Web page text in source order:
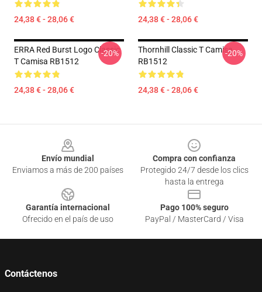
24,38 € - 28,06 € 24,38 € - 28,06 €
ERRA Red Burst Logo Classic
T Camisa RB1512
24,38 € - 28,06 €
-20%
Thornhill Classic T Camisa
RB1512
24,38 € - 28,06 €
-20%
Envío mundial
Enviamos a más de 200 países
Compra con confianza
Protegido 24/7 desde los clics
hasta la entrega
Garantía internacional
Ofrecido en el país de uso
Pago 100% seguro
PayPal / MasterCard / Visa
Contáctenos